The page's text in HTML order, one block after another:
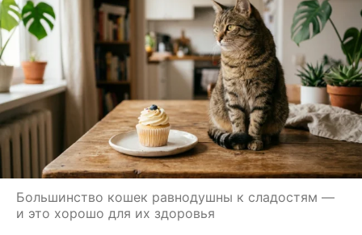
Большинство кошек равнодушны к сладостям —
и это хорошо для их здоровья